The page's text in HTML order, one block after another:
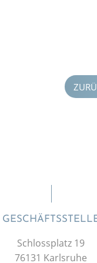
Schlossplatz 19
76131 Karlsruhe